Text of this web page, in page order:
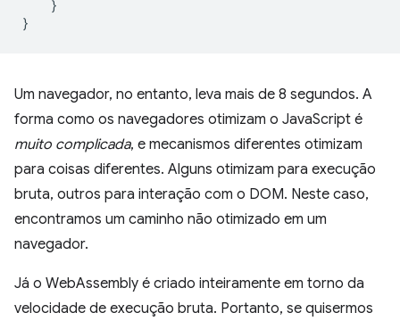
}
}
Um navegador, no entanto, leva mais de 8 segundos. A
forma como os navegadores otimizam o JavaScript é
muito complicada, e mecanismos diferentes otimizam
para coisas diferentes. Alguns otimizam para execução
bruta, outros para interação com o DOM. Neste caso,
encontramos um caminho não otimizado em um
navegador.
Já o WebAssembly é criado inteiramente em torno da
velocidade de execução bruta. Portanto, se quisermos